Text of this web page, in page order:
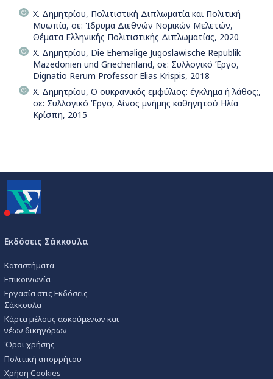
Χ. Δημητρίου, Πολιτιστική Διπλωματία και Πολιτική
Μυωπία, σε: Ίδρυμα Διεθνών Νομικών Μελετών,
Θέματα Ελληνικής Πολιτιστικής Διπλωματίας, 2020
Χ. Δημητρίου, Die Ehemalige Jugoslawische Republik
Mazedonien und Griechenland, σε: Συλλογικό Έργο,
Dignatio Rerum Professor Elias Krispis, 2018
Χ. Δημητρίου, Ο ουκρανικός εμφύλιος: έγκλημα ή λάθος;,
σε: Συλλογικό Έργο, Αίνος μνήμης καθηγητού Ηλία
Κρίσπη, 2015
Εκδόσεις Σάκκουλα
Καταστήματα
Επικοινωνία
Εργασία στις Εκδόσεις
Σάκκουλα
Κάρτα μέλους ασκούμενων και
νέων δικηγόρων
Όροι χρήσης
Πολιτική απορρήτου
Χρήση Cookies